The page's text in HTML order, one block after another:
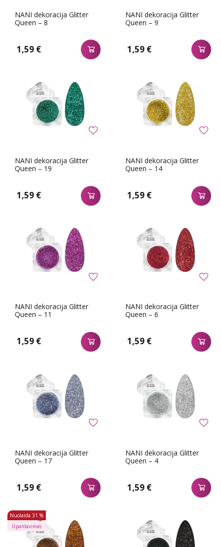
NANI dekoracija Glitter
Queen – 8
1,59 €
NANI dekoracija Glitter
Queen – 9
1,59 €
NANI dekoracija Glitter
Queen – 19
1,59 €
NANI dekoracija Glitter
Queen – 14
1,59 €
NANI dekoracija Glitter
Queen – 11
1,59 €
NANI dekoracija Glitter
Queen – 6
1,59 €
NANI dekoracija Glitter
Queen – 17
1,59 €
NANI dekoracija Glitter
Queen – 4
1,59 €
Nuolaida 31 %
Išpardavimas